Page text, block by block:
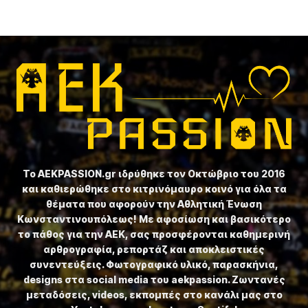
Το ⁦AEKPASSION.gr⁩ ιδρύθηκε τον Οκτώβριο του 2016
και καθιερώθηκε στο κιτρινόμαυρο κοινό για όλα τα
θέματα που αφορούν την Αθλητική Ένωση
Κωνσταντινουπόλεως! Με αφοσίωση και βασικότερο
το πάθος για την ΑΕΚ, σας προσφέρονται καθημερινή
αρθρογραφία, ρεπορτάζ και αποκλειστικές
συνεντεύξεις. Φωτογραφικό υλικό, παρασκήνια,
designs στα social media του aekpassion. Ζωντανές
μεταδόσεις, videos, εκπομπές στο κανάλι μας στο